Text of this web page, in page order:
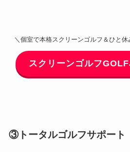
＼個室で本格スクリーンゴルフ＆ひと
スクリーンゴルフ
③トータルゴルフサポート